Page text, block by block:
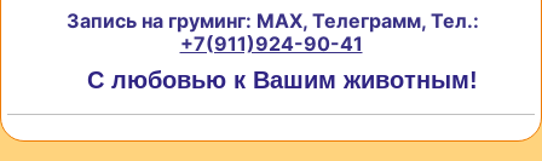
Запись на груминг: MAX, Телеграмм, Тел.:
+7(911)924-90-41
С любовью к Вашим животным!